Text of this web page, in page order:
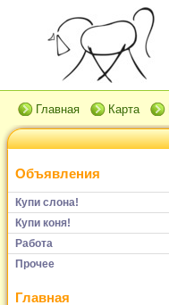
Главная Карта
Объявления
Купи слона!
Купи коня!
Работа
Прочее
Главная